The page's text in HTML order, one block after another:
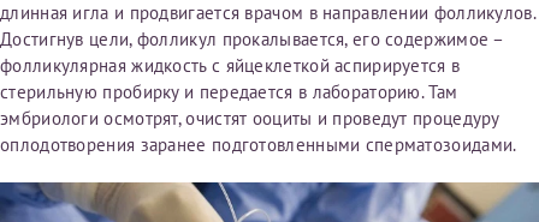
длинная игла и продвигается врачом в направлении фолликулов.
Достигнув цели, фолликул прокалывается, его содержимое –
фолликулярная жидкость с яйцеклеткой аспирируется в
стерильную пробирку и передается в лабораторию. Там
эмбриологи осмотрят, очистят ооциты и проведут процедуру
оплодотворения заранее подготовленными сперматозоидами.